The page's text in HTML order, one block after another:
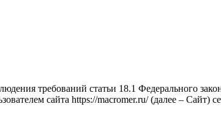
требований статьи 18.1 Федерального
сайта https://macromer.ru/ (далее – Сайт)